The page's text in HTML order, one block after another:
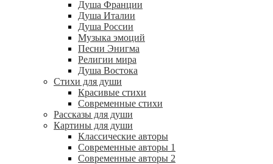
Душа Франции
Душа Италии
Душа России
Музыка эмоций
Песни Энигма
Религии мира
Душа Востока
Стихи для души
Красивые стихи
Современные стихи
Рассказы для души
Картины для души
Классические авторы
Современные авторы 1
Современные авторы 2